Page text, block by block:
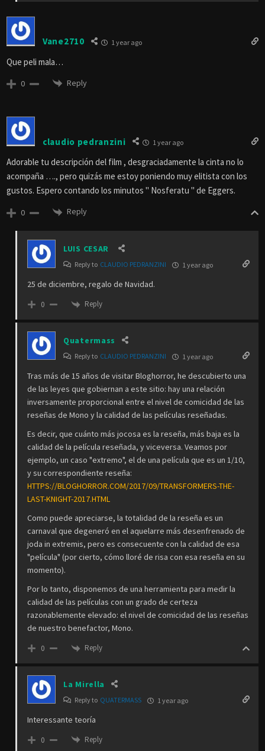
Vane2710 1 year ago
Que peli mala…
0 Reply
claudio pedranzini 1 year ago
Adorable tu descripción del film , desgraciadamente la cinta no lo
acompaña …., pero quizás me estoy poniendo muy elitista con los
gustos. Espero contando los minutos " Nosferatu " de Eggers.
0 Reply
LUIS CESAR
Reply to CLAUDIO PEDRANZINI 1 year ago
25 de diciembre, regalo de Navidad.
0 Reply
Quatermass
Reply to CLAUDIO PEDRANZINI 1 year ago
Tras más de 15 años de visitar Bloghorror, he descubierto una
de las leyes que gobiernan a este sitio: hay una relación
inversamente proporcional entre el nivel de comicidad de las
reseñas de Mono y la calidad de las películas reseñadas.
Es decir, que cuánto más jocosa es la reseña, más baja es la
calidad de la película reseñada, y viceversa. Veamos por
ejemplo, un caso "extremo", el de una película que es un 1/10,
y su correspondiente reseña:
HTTPS://BLOGHORROR.COM/2017/09/TRANSFORMERS-THE-
LAST-KNIGHT-2017.HTML
Como puede apreciarse, la totalidad de la reseña es un
carnaval que degeneró en el aquelarre más desenfrenado de
joda in extremis, pero es consecuente con la calidad de esa
"película" (por cierto, cómo lloré de risa con esa reseña en su
momento).
Por lo tanto, disponemos de una herramienta para medir la
calidad de las películas con un grado de certeza
razonablemente elevado: el nivel de comicidad de las reseñas
de nuestro benefactor, Mono.
0 Reply
La Mirella
Reply to QUATERMASS 1 year ago
Interessante teoría
0 Reply